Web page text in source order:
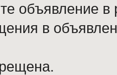
объявление
в